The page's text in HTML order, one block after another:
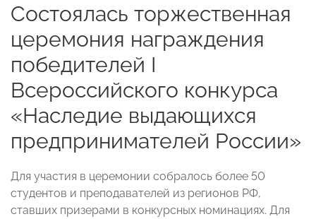
Состоялась торжественная
церемония награждения
победителей I
Всероссийского конкурса
«Наследие выдающихся
предпринимателей России»
Для участия в церемонии собралось более 50
студентов и преподавателей из регионов РФ,
ставших призерами в конкурсных номинациях. Для